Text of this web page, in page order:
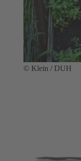
© Klein / DUH